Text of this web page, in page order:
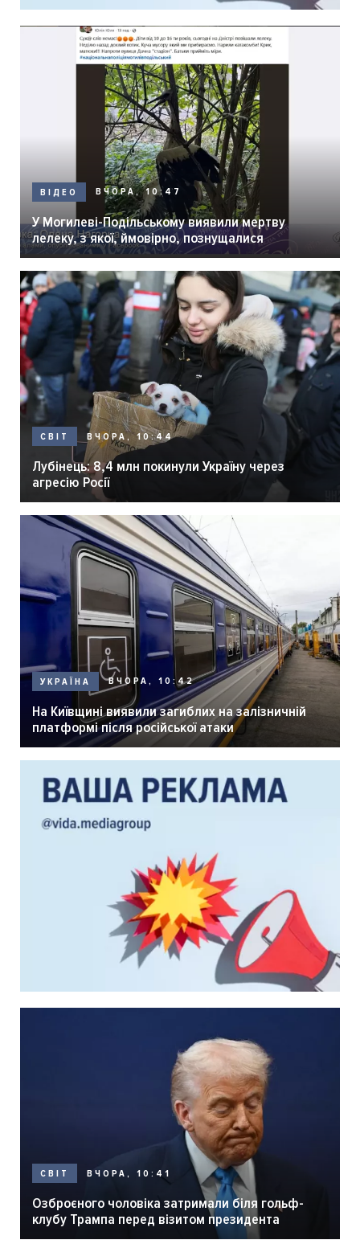
ВІДЕО ВЧОРА, 10:47
У Могилеві-Подільському виявили мертву
лелеку, з якої, ймовірно, познущалися
СВІТ ВЧОРА, 10:44
Лубінець: 8,4 млн покинули Україну через
агресію Росії
УКРАЇНА ВЧОРА, 10:42
На Київщині виявили загиблих на залізничній
платформі після російської атаки
СВІТ ВЧОРА, 10:41
Озброєного чоловіка затримали біля гольф-
клубу Трампа перед візитом президента